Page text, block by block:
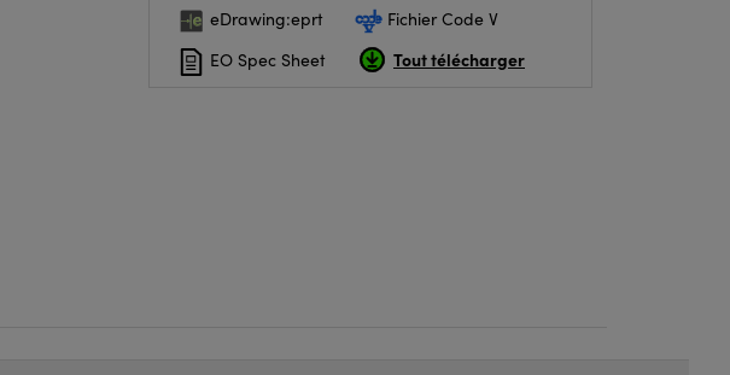
eDrawing:eprt
Fichier Code V
EO Spec Sheet
Tout télécharger